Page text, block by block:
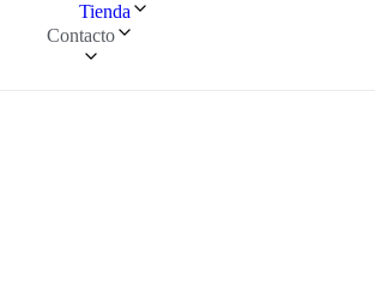
Tienda
Contacto